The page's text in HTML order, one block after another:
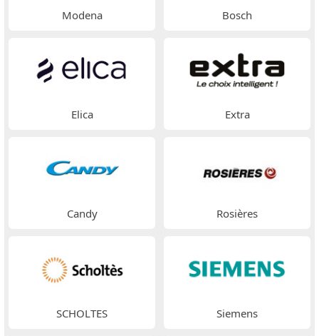
Modena Bosch
Elica Extra
Candy Rosières
SCHOLTES Siemens